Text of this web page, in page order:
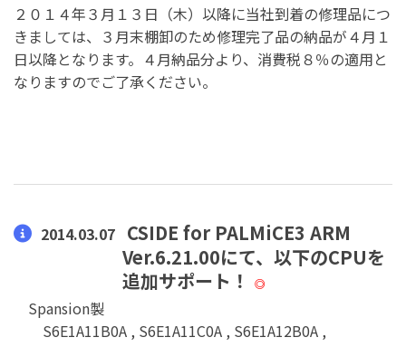
２０１４年３月１３日（木）以降に当社到着の修理品につ
きましては、３月末棚卸のため修理完了品の納品が４月１
日以降となります。４月納品分より、消費税８％の適用と
なりますのでご了承ください。
2014.03.07 CSIDE for PALMiCE3 ARM
Ver.6.21.00にて、以下のCPUを
追加サポート！
◎
Spansion製
S6E1A11B0A , S6E1A11C0A , S6E1A12B0A ,